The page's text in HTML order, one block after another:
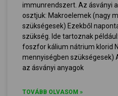
immunrendszert. Az ásványi
osztjuk: Makroelemek (nagy
szükségesek) Ezekből
szükség. Ide tartoznak
foszfor kálium nátrium klorid
mennyiségben szükségesek)
az ásványi anyagok
TOVÁBB OLVASOM »